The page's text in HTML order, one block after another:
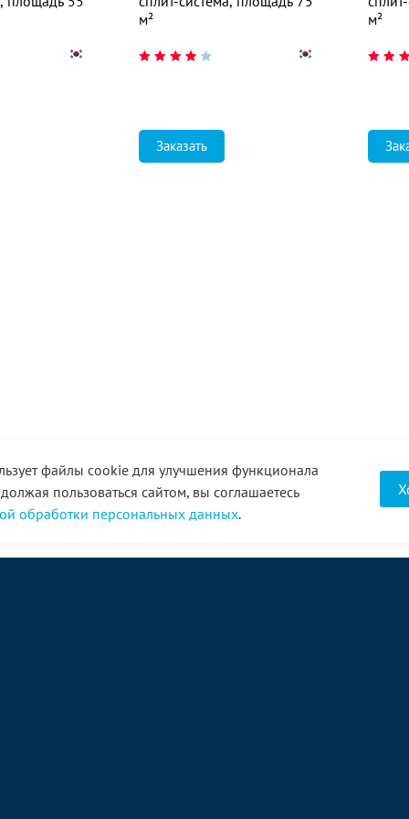
м²
Заказать
м²
файлы cookie для улучшения функционала
пользоваться сайтом, вы соглашаетесь
обработки персональных данных.